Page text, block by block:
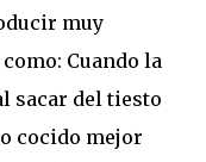
muy
Cuando la
sacar del tiesto
cocido mejor